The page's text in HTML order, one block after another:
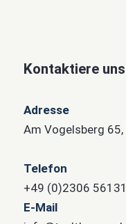
Kontaktiere uns
Adresse
Am Vogelsberg
Telefon
+49 (0)2306
E-Mail